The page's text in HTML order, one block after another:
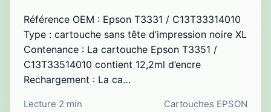
Référence OEM : Epson T3331 / C13T33314010
Type : cartouche sans tête d’impression noire XL
Contenance : La cartouche Epson T3351 /
C13T33514010 contient 12,2ml d’encre
Rechargement : La ca…
Lecture 2 min Cartouches EPSON